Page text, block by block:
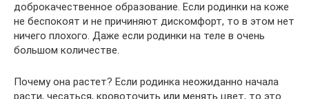
доброкачественное образование. Если родинки на коже
не беспокоят и не причиняют дискомфорт, то в этом нет
ничего плохого. Даже если родинки на теле в очень
большом количестве.
Почему она растет? Если родинка неожиданно начала
расти, чесаться, кровоточить или менять цвет, то это